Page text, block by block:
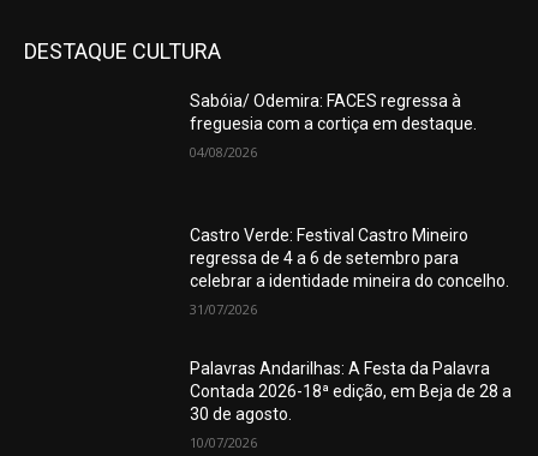
DESTAQUE CULTURA
Sabóia/ Odemira: FACES regressa à
freguesia com a cortiça em destaque.
04/08/2026
Castro Verde: Festival Castro Mineiro
regressa de 4 a 6 de setembro para
celebrar a identidade mineira do concelho.
31/07/2026
Palavras Andarilhas: A Festa da Palavra
Contada 2026-18ª edição, em Beja de 28 a
30 de agosto.
10/07/2026